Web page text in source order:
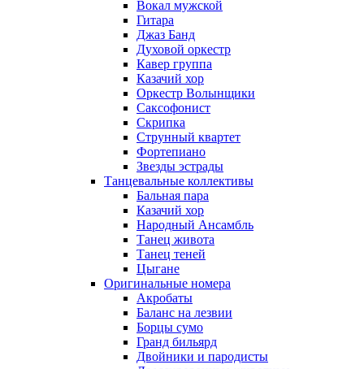
Вокал мужской
Гитара
Джаз Банд
Духовой оркестр
Кавер группа
Казачий хор
Оркестр Волынщики
Саксофонист
Скрипка
Струнный квартет
Фортепиано
Звезды эстрады
Танцевальные коллективы
Бальная пара
Казачий хор
Народный Ансамбль
Танец живота
Танец теней
Цыгане
Оригинальные номера
Акробаты
Баланс на лезвии
Борцы сумо
Гранд бильярд
Двойники и пародисты